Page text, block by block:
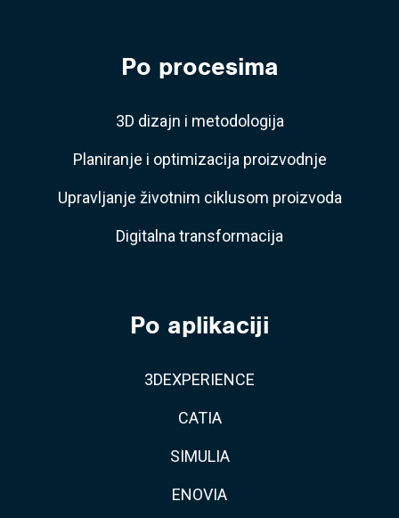
Po procesima
3D dizajn i metodologija
Planiranje i optimizacija proizvodnje
Upravljanje životnim ciklusom proizvoda
Digitalna transformacija
Po aplikaciji
3DEXPERIENCE
CATIA
SIMULIA
ENOVIA